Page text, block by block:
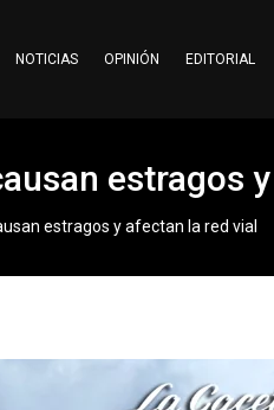
NOTICIAS OPINIÓN EDITORIAL
estragos
estragos y afectan la red vial